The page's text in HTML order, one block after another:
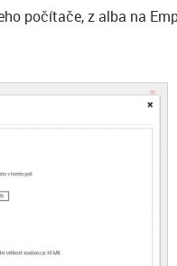
počítače, z alba na